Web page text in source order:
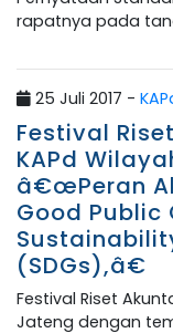
rapatnya pada
25 Juli 2017 -
Festival
KAPd
â€œPeran
Good Public
(SDGs),â€
Festival Riset
Jateng dengan